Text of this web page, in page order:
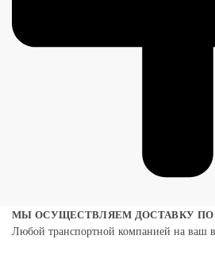
МЫ ОСУЩЕСТВЛЯЕМ ДОСТАВКУ ПО
Любой транспортной компанией на ваш